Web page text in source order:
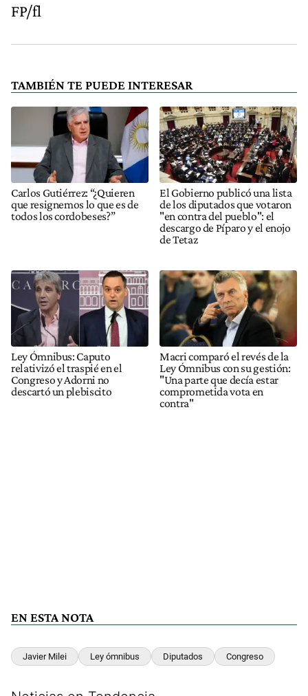
FP/fl
TAMBIÉN TE PUEDE INTERESAR
Carlos Gutiérrez: “¿Quieren
que resignemos lo que es de
todos los cordobeses?”
El Gobierno publicó una lista
de los diputados que votaron
"en contra del pueblo": el
descargo de Píparo y el enojo
de Tetaz
Ley Ómnibus: Caputo
relativizó el traspié en el
Congreso y Adorni no
descartó un plebiscito
Macri comparó el revés de la
Ley Ómnibus con su gestión:
"Una parte que decía estar
comprometida vota en
contra"
EN ESTA NOTA
Javier Milei Ley ómnibus Diputados Congreso